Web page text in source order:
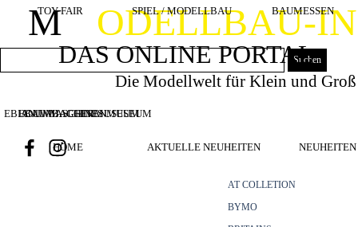
Direkt zum SeiteninhaltODELLBAU-
M
TOY FAIR SPIEL / MODELLBAU BAUMESSEN
DAS ONLINE PORTAL
Suchen
Die Modellwelt für Klein und Groß
BOUWMACHINES
BAUMASCHINENMUSEUM
EBIANUMBAGGERMUSEUM
HOME AKTUELLE NEUHEITEN
AT COLLETION
BYMO